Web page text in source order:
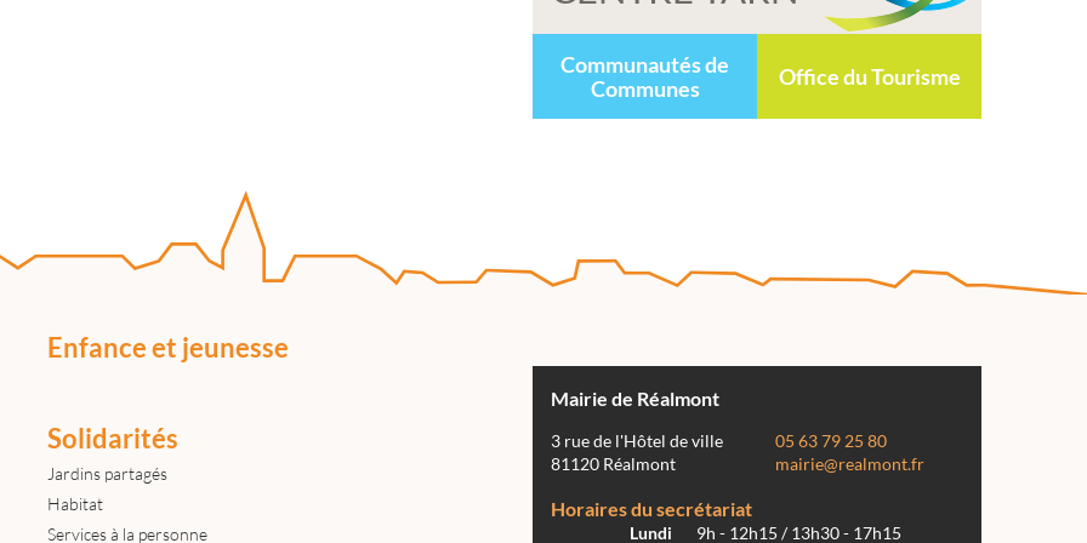
Communautés de
Communes
Office du Tourisme
Enfance et jeunesse
Solidarités
Jardins partagés
Habitat
Services à la personne
Mairie de Réalmont
3 rue de l'Hôtel de ville
81120 Réalmont
05 63 79 25 80
mairie@realmont.fr
Horaires du secrétariat
Lundi 9h - 12h15 / 13h30 - 17h15